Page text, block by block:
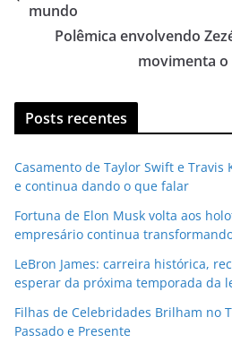
mundo
Polêmica envolvendo
movimenta
Posts recentes
Casamento de Taylor Swift e
e continua dando o que falar
Fortuna de Elon Musk volta aos
empresário continua
LeBron James: carreira histórica,
esperar da próxima temporada da
Filhas de Celebridades Brilham no
Passado e Presente